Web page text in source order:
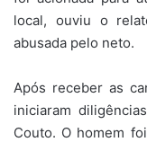
local, ouviu o
abusada pelo neto.
Após receber as
iniciaram
Couto. O homem